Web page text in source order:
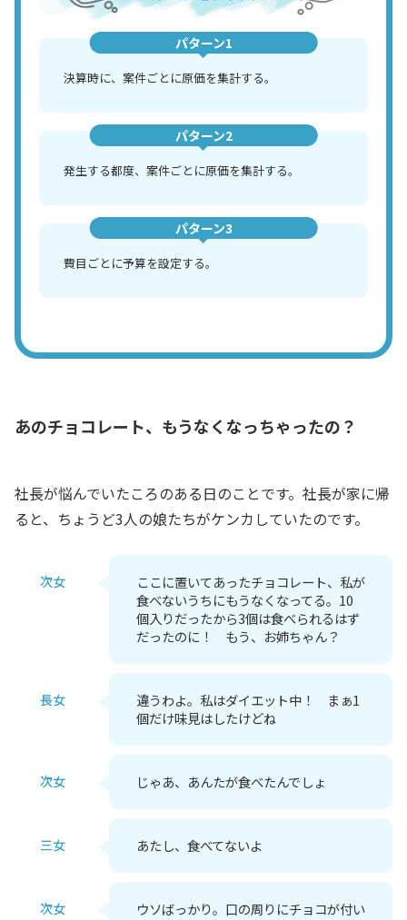
パターン1
決算時に、案件ごとに原価を集計する。
パターン2
発生する都度、案件ごとに原価を集計する。
パターン3
費目ごとに予算を設定する。
あのチョコレート、もうなくなっちゃったの？
社長が悩んでいたころのある日のことです。社長が家に帰
ると、ちょうど3人の娘たちがケンカしていたのです。
次女
ここに置いてあったチョコレート、私が
食べないうちにもうなくなってる。10
個入りだったから3個は食べられるはず
だったのに！ もう、お姉ちゃん？
長女
違うわよ。私はダイエット中！ まぁ1
個だけ味見はしたけどね
次女 じゃあ、あんたが食べたんでしょ
三女 あたし、食べてないよ
次女
ウソばっかり。口の周りにチョコが付い